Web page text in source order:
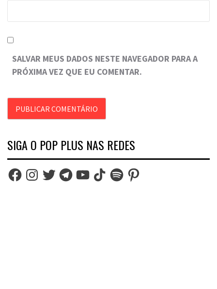
SALVAR MEUS DADOS NESTE NAVEGADOR PARA A
PRÓXIMA VEZ QUE EU COMENTAR.
SIGA O POP PLUS NAS REDES
FacebookInstagram
TwitterTelegramYouTubeTikTokSpotifyPinterest